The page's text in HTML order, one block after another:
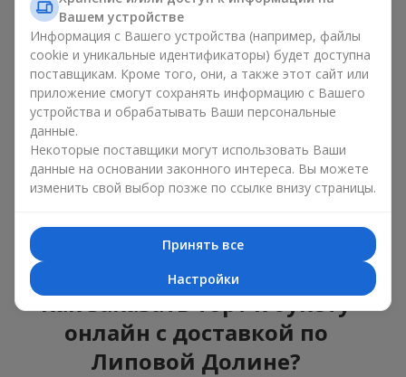
красота и вкус в одном
подарке
Торты с живыми цветами — это современное сочетание
флористики и гастрономической эстетики. Эксклюзивный
десерт в паре с изысканным букетом выглядит эффектно,
стильно и подчёркивает значимость события —
рождения,рождения ребёнкаиликорпоратива
В композиции букет цветов с тортом живые растения
завершает сладкий праздничный акцент. Такой десерт с
украшениями из любимых цветов отлично смотрится и на
праздничном столе, и на фотографиях.
Как заказать торт к букету
онлайн с доставкой по
Липовой Долине?
Вашем устройстве
Информация с Вашего устройства (например, файлы
cookie и уникальные идентификаторы) будет доступна
поставщикам. Кроме того, они, а также этот сайт или
приложение смогут сохранять информацию с Вашего
устройства и обрабатывать Ваши персональные
данные.
Некоторые поставщики могут использовать Ваши
данные на основании законного интереса. Вы можете
изменить свой выбор позже по ссылке внизу страницы.
Принять все
Настройки